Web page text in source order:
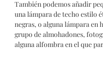
También podemos añadir
una lámpara de techo estilo
negras, o alguna lámpara en
grupo de almohadones,
alguna alfombra en el que